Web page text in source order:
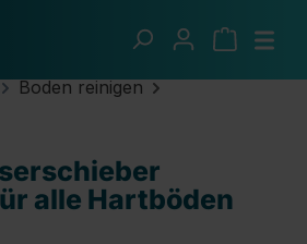
Boden reinigen
alle Hartböden